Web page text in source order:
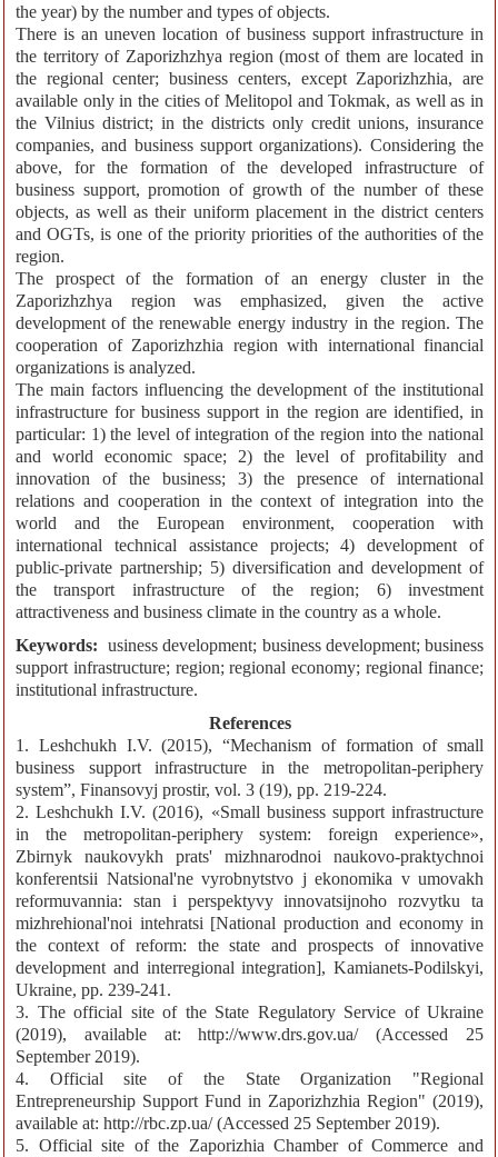
the year) by the number and types of objects.
There is an uneven location of business support infrastructure in
the territory of Zaporizhzhya region (most of them are located in
the regional center; business centers, except Zaporizhzhia, are
available only in the cities of Melitopol and Tokmak, as well as in
the Vilnius district; in the districts only credit unions, insurance
companies, and business support organizations). Considering the
above, for the formation of the developed infrastructure of
business support, promotion of growth of the number of these
objects, as well as their uniform placement in the district centers
and OGTs, is one of the priority priorities of the authorities of the
region.
The prospect of the formation of an energy cluster in the
Zaporizhzhya region was emphasized, given the active
development of the renewable energy industry in the region. The
cooperation of Zaporizhzhia region with international financial
organizations is analyzed.
The main factors influencing the development of the institutional
infrastructure for business support in the region are identified, in
particular: 1) the level of integration of the region into the national
and world economic space; 2) the level of profitability and
innovation of the business; 3) the presence of international
relations and cooperation in the context of integration into the
world and the European environment, cooperation with
international technical assistance projects; 4) development of
public-private partnership; 5) diversification and development of
the transport infrastructure of the region; 6) investment
attractiveness and business climate in the country as a whole.
Keywords:
usiness development; business development; business
support infrastructure; region; regional economy; regional finance;
institutional infrastructure.
References
1. Leshchukh I.V. (2015), “Mechanism of formation of small
business support infrastructure in the metropolitan-periphery
system”, Finansovyj prostir, vol. 3 (19), pp. 219-224.
2. Leshchukh I.V. (2016), «Small business support infrastructure
in the metropolitan-periphery system: foreign experience»,
Zbirnyk naukovykh prats' mizhnarodnoi naukovo-praktychnoi
konferentsii Natsional'ne vyrobnytstvo j ekonomika v umovakh
reformuvannia: stan i perspektyvy innovatsijnoho rozvytku ta
mizhrehional'noi intehratsi [National production and economy in
the context of reform: the state and prospects of innovative
development and interregional integration], Kamianets-Podilskyi,
Ukraine, рр. 239-241.
3. The оfficial site of the State Regulatory Service of Ukraine
(2019), available at: http://www.drs.gov.ua/ (Accessed 25
September 2019).
4. Official site of the State Organization "Regional
Entrepreneurship Support Fund in Zaporizhzhia Region" (2019),
available at: http://rbc.zp.ua/ (Accessed 25 September 2019).
5. Official site of the Zaporizhia Chamber of Commerce and